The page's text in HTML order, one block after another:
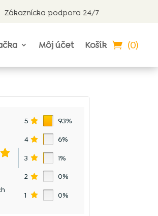
Zákaznícka podpora 24/7
Môj účet Košík (0)
5 93%
4 6%
3 1%
2 0%
1 0%